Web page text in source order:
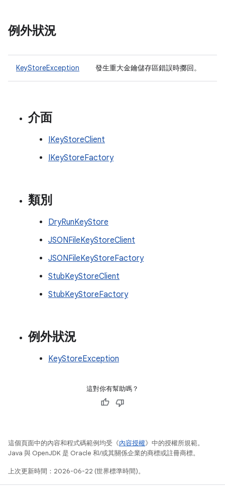
例外狀況
KeyStoreException 發生重大金鑰儲存區錯誤時擲回。
介面
IKeyStoreClient
IKeyStoreFactory
類別
DryRunKeyStore
JSONFileKeyStoreClient
JSONFileKeyStoreFactory
StubKeyStoreClient
StubKeyStoreFactory
例外狀況
KeyStoreException
這對你有幫助嗎？
這個頁面中的內容和程式碼範例均受《內容授權》中的授權所規範。
Java 與 OpenJDK 是 Oracle 和/或其關係企業的商標或註冊商標。
上次更新時間：2026-06-22 (世界標準時間)。